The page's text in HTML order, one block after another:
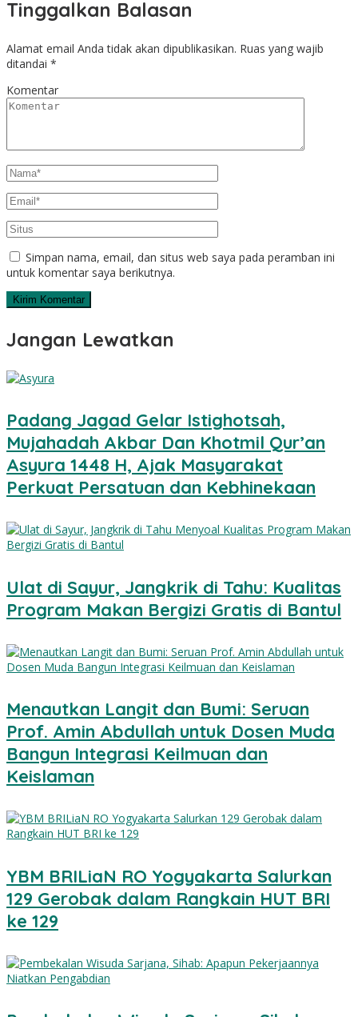
Tinggalkan Balasan
Alamat email Anda tidak akan dipublikasikan. Ruas yang wajib
ditandai *
Komentar
Simpan nama, email, dan situs web saya pada peramban ini
untuk komentar saya berikutnya.
Jangan Lewatkan
Padang Jagad Gelar Istighotsah,
Mujahadah Akbar Dan Khotmil Qur’an
Asyura 1448 H, Ajak Masyarakat
Perkuat Persatuan dan Kebhinekaan
Ulat di Sayur, Jangkrik di Tahu: Kualitas
Program Makan Bergizi Gratis di Bantul
Menautkan Langit dan Bumi: Seruan
Prof. Amin Abdullah untuk Dosen Muda
Bangun Integrasi Keilmuan dan
Keislaman
YBM BRILiaN RO Yogyakarta Salurkan
129 Gerobak dalam Rangkain HUT BRI
ke 129